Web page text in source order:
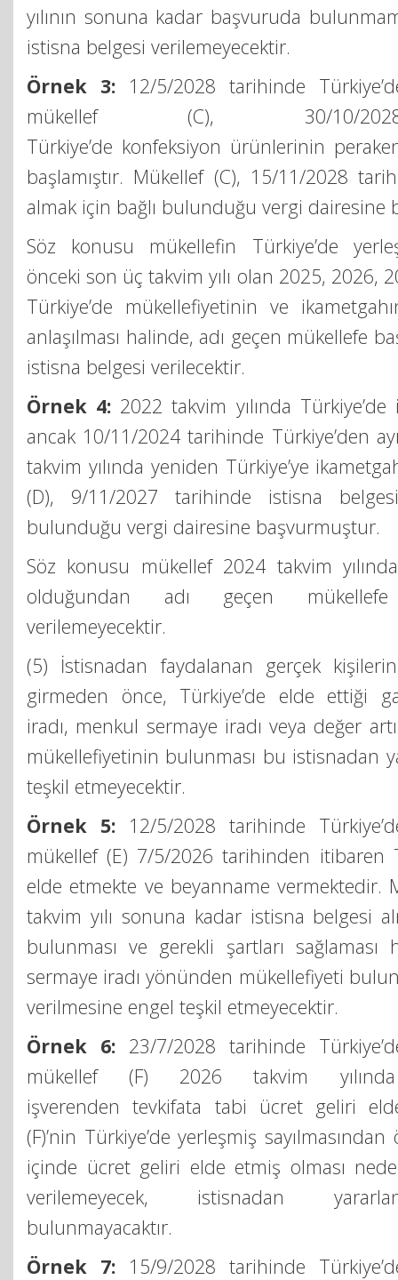
yılının sonuna kadar başvuruda
istisna belgesi verilemeyecektir.
Örnek 3: 12/5/2028 tarihinde
mükellef (C), 30/10/
Türkiye’de konfeksiyon ürünlerinin
başlamıştır. Mükellef (C), 15/11/2028
almak için bağlı bulunduğu vergi dairesine
Söz konusu mükellefin Türkiye’de
önceki son üç takvim yılı olan 2025, 2026,
Türkiye’de mükellefiyetinin ve
anlaşılması halinde, adı geçen mükellefe
istisna belgesi verilecektir.
Örnek 4: 2022 takvim yılında
ancak 10/11/2024 tarihinde Türkiye’den
takvim yılında yeniden Türkiye’ye
(D), 9/11/2027 tarihinde istisna
bulunduğu vergi dairesine başvurmuştur.
Söz konusu mükellef 2024 takvim
olduğundan adı geçen
verilemeyecektir.
(5) İstisnadan faydalanan gerçek
girmeden önce, Türkiye’de elde ettiği
iradı, menkul sermaye iradı veya değer
mükellefiyetinin bulunması bu istisnadan
teşkil etmeyecektir.
Örnek 5: 12/5/2028 tarihinde
mükellef (E) 7/5/2026 tarihinden itibaren
elde etmekte ve beyanname vermektedir.
takvim yılı sonuna kadar istisna belgesi
bulunması ve gerekli şartları sağlaması
sermaye iradı yönünden mükellefiyeti
verilmesine engel teşkil etmeyecektir.
Örnek 6: 23/7/2028 tarihinde
mükellef (F) 2026 takvim
işverenden tevkifata tabi ücret geliri
(F)’nin Türkiye’de yerleşmiş
içinde ücret geliri elde etmiş olması
verilemeyecek, istisnadan
bulunmayacaktır.
Örnek 7: 15/9/2028 tarihinde